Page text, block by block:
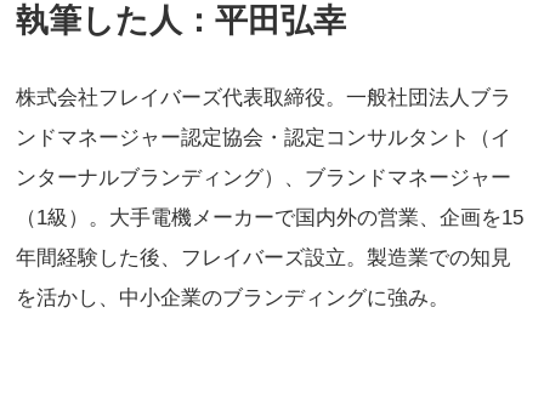
執筆した人：平田弘幸
株式会社フレイバーズ代表取締役。一般社団法人ブラ
ンドマネージャー認定協会・認定コンサルタント（イ
ンターナルブランディング）、ブランドマネージャー
（1級）。大手電機メーカーで国内外の営業、企画を15
年間経験した後、フレイバーズ設立。製造業での知見
を活かし、中小企業のブランディングに強み。